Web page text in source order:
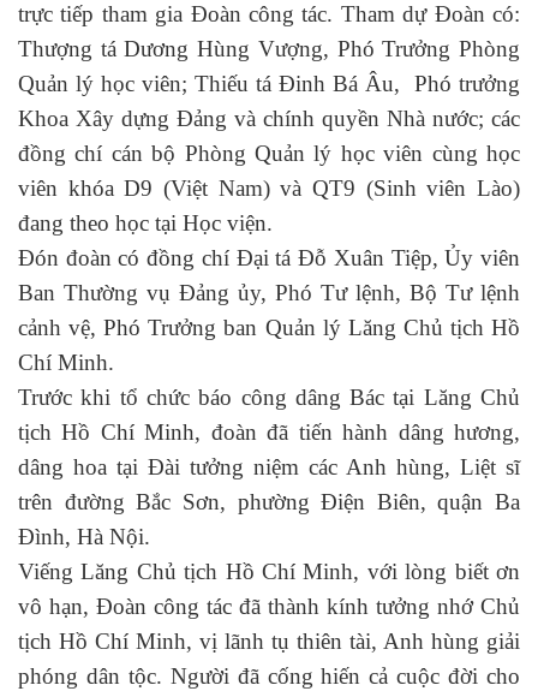
trực tiếp tham gia Đoàn công tác. Tham dự Đoàn có:
Thượng tá Dương Hùng Vượng, Phó Trưởng Phòng
Quản lý học viên; Thiếu tá Đinh Bá Âu, Phó trưởng
Khoa Xây dựng Đảng và chính quyền Nhà nước; các
đồng chí cán bộ Phòng Quản lý học viên cùng học
viên khóa D9 (Việt Nam) và QT9 (Sinh viên Lào)
đang theo học tại Học viện.
Đón đoàn có đồng chí Đại tá Đỗ Xuân Tiệp, Ủy viên
Ban Thường vụ Đảng ủy, Phó Tư lệnh, Bộ Tư lệnh
cảnh vệ, Phó Trưởng ban Quản lý Lăng Chủ tịch Hồ
Chí Minh.
Trước khi tổ chứcbáo công dâng Bác tại Lăng Chủ
tịch Hồ Chí Minh, đoàn đã tiến hành dâng hương,
dâng hoa tại Đài tưởng niệm các Anh hùng, Liệt sĩ
trên đường Bắc Sơn, phường Điện Biên, quận Ba
Đình, Hà Nội.
Viếng Lăng Chủ tịch Hồ Chí Minh, với lòng biết ơn
vô hạn, Đoàn công tác đã thành kính tưởng nhớ Chủ
tịch Hồ Chí Minh, vị lãnh tụ thiên tài, Anh hùng giải
phóng dân tộc. Người đã cống hiến cả cuộc đời cho